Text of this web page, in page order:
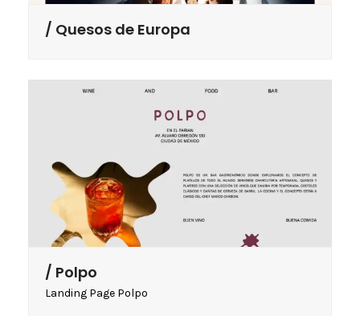
Quesos de Europa
Polpo
Landing Page Polpo